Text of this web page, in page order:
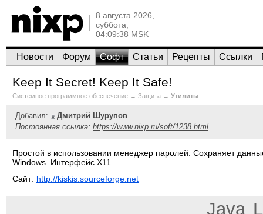
8 августа 2026,
суббота,
04:09:38 MSK
Новости Форум Софт Статьи Рецепты Ссылки
Keep It Secret! Keep It Safe!
Системное программное обеспечение → Защита → Утилиты
Добавил:
Дмитрий Шурупов
Постоянная ссылка: https://www.nixp.ru/soft/1238.html
Простой в использовании менеджер паролей. Сохраняет
Windows. Интерфейс X11.
Сайт: http://kiskis.sourceforge.net
Java